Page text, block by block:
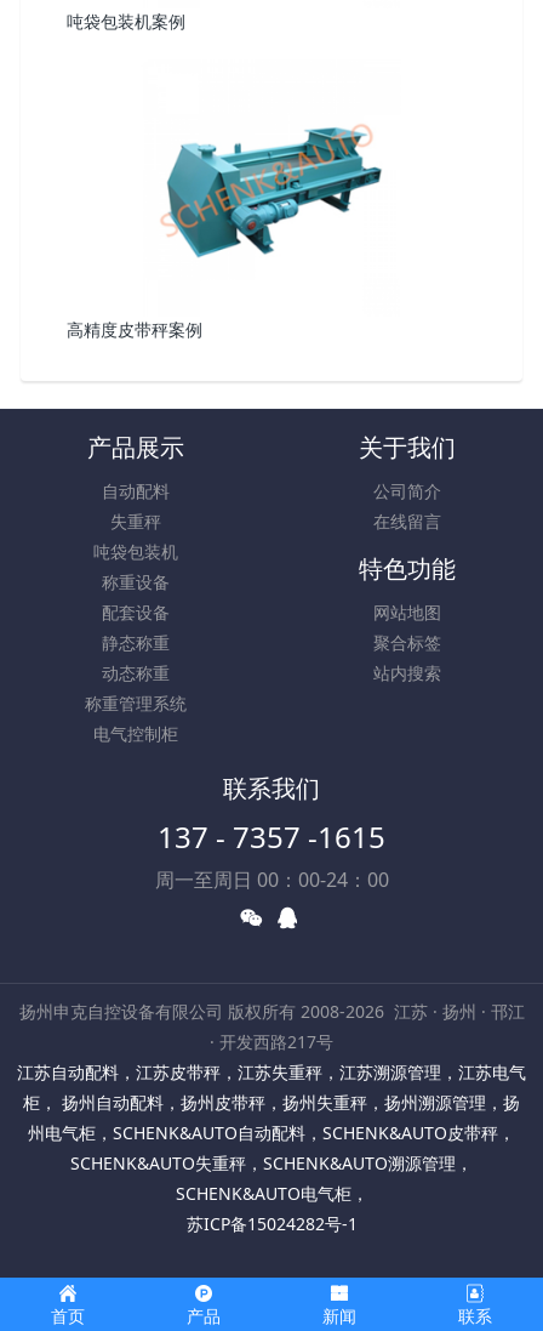
吨袋包装机案例
高精度皮带秤案例
产品展示
自动配料
失重秤
吨袋包装机
称重设备
配套设备
静态称重
动态称重
称重管理系统
电气控制柜
关于我们
公司简介
在线留言
特色功能
网站地图
聚合标签
站内搜索
联系我们
137 - 7357 -1615
周一至周日 00：00-24：00
扬州申克自控设备有限公司 版权所有 2008-2026 江苏 · 扬州 · 邗江
· 开发西路217号
江苏自动配料 ， 江苏皮带秤 ， 江苏失重秤 ， 江苏溯源管理 ， 江苏电气
柜 ， 扬州自动配料 ， 扬州皮带秤 ， 扬州失重秤 ， 扬州溯源管理 ， 扬
州电气柜 ， SCHENK&AUTO自动配料 ， SCHENK&AUTO皮带秤 ，
SCHENK&AUTO失重秤 ， SCHENK&AUTO溯源管理 ，
SCHENK&AUTO电气柜，
苏ICP备15024282号-1
首页 产品 新闻 联系
苏公网安备32100302011568号